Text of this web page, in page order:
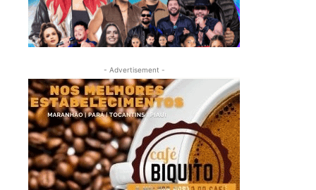
- Advertisement -